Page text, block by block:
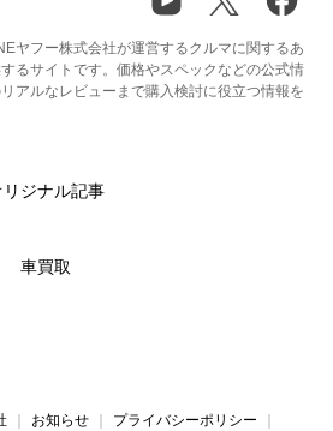
ヤフー株式会社が運営するクルマに関するあ
るサイトです。価格やスペックなどの公式情
アルなレビューまで購入検討に役立つ情報を
リジナル記事
車買取
お知らせ プライバシーポリシー